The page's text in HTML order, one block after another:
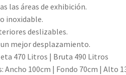
las áreas de exhibición.
inoxidable.
deslizables.
un mejor desplazamiento.
470 Litros | Bruta 490 Litros
Ancho 100cm | Fondo 70cm | Alto